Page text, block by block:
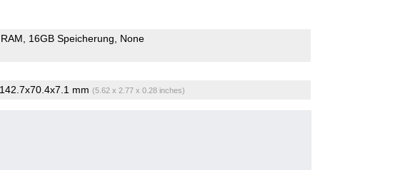
16GB Speicherung None
142.7x70.4x7.1 mm (5.62 x 2.77 x 0.28 inches)